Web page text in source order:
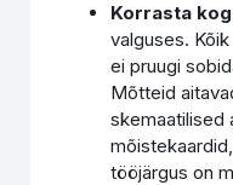
Korrasta
valguses.
ei pruugi
Mõtteid
skemaatilised
tööjärgus on